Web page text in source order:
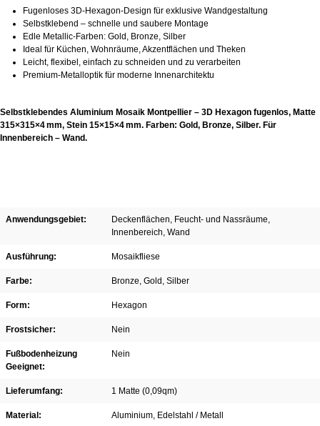
Fugenloses 3D‑Hexagon‑Design für exklusive Wandgestaltung
Selbstklebend – schnelle und saubere Montage
Edle Metallic‑Farben: Gold, Bronze, Silber
Ideal für Küchen, Wohnräume, Akzentflächen und Theken
Leicht, flexibel, einfach zu schneiden und zu verarbeiten
Premium‑Metalloptik für moderne Innenarchitektu
Selbstklebendes Aluminium Mosaik Montpellier – 3D Hexagon fugenlos, Matte
315×315×4 mm, Stein 15×15×4 mm. Farben: Gold, Bronze, Silber. Für
Innenbereich – Wand.
Anwendungsgebiet: Deckenflächen , Feucht- und Nassräume
Innenbereich , Wand
Ausführung: Mosaikfliese
Farbe: Bronze , Gold , Silber
Form: Hexagon
Frostsicher: Nein
Fußbodenheizung
Geeignet:
Nein
Lieferumfang: 1 Matte (0,09qm)
Material: Aluminium , Edelstahl / Metall